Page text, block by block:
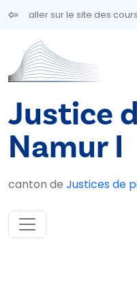
Aller au contenu principal
aller sur le site des
Justice
Namur I
canton de Justices de